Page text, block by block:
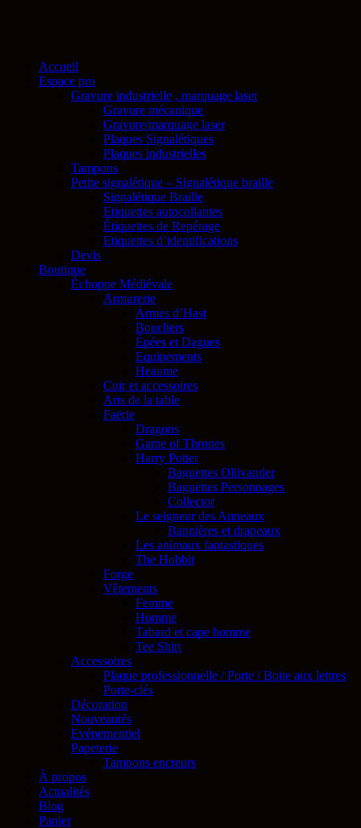
Accueil
Espace pro
Gravure industrielle , marquage laser
Gravure mécanique
Gravure/marquage laser
Plaques Signalétiques
Plaques industrielles
Tampons
Petite signalétique – Signalétique braille
Signalétique Braille
Etiquettes autocollantes
Étiquettes de Repérage
Etiquettes d’identifications
Devis
Boutique
Échoppe Médiévale
Armurerie
Armes d’Hast
Boucliers
Épées et Dagues
Equipements
Heaume
Cuir et accessoires
Arts de la table
Faërie
Dragons
Game of Thrones
Harry Potter
Baguettes Ollivander
Baguettes Personnages
Collector
Le seigneur des Anneaux
Bannières et drapeaux
Les animaux fantastiques
The Hobbit
Forge
Vêtements
Femme
Homme
Tabard et cape homme
Tee Shirt
Accessoires
Plaque professionnelle / Porte / Boite aux lettres
Porte-clés
Décoration
Nouveautés
Evénementiel
Papeterie
Tampons encreurs
À propos
Actualités
Blog
Panier